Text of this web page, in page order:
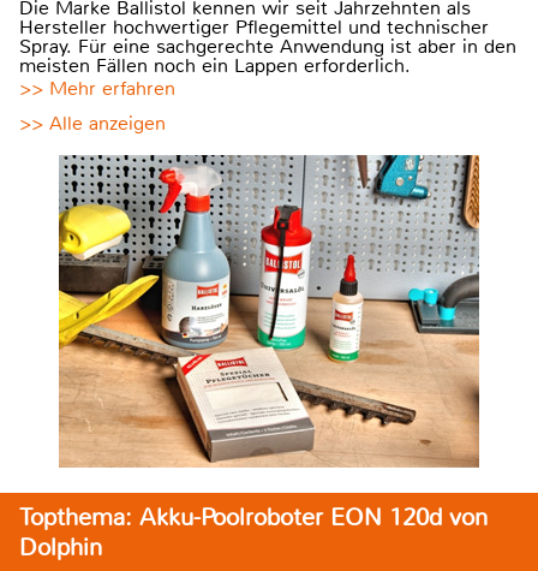
Die Marke Ballistol kennen wir seit Jahrzehnten als
Hersteller hochwertiger Pflegemittel und technischer
Spray. Für eine sachgerechte Anwendung ist aber in den
meisten Fällen noch ein Lappen erforderlich.
>> Mehr erfahren
>> Alle anzeigen
Topthema: Akku-Poolroboter EON 120d von
Dolphin